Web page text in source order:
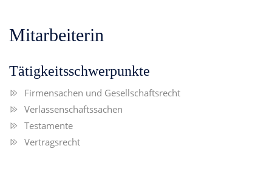
Mitarbeiterin
Tätigkeitsschwerpunkte
Firmensachen und Gesellschaftsrecht
Verlassenschaftssachen
Testamente
Vertragsrecht